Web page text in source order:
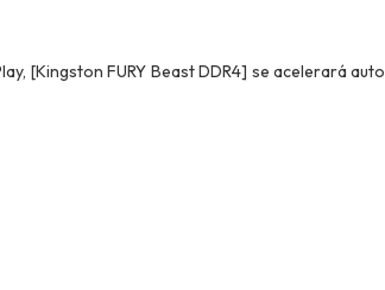
[Kingston FURY Beast DDR4] se acelerará